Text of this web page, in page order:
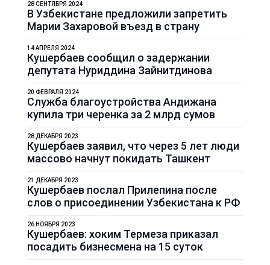
В Узбекистане предложили запретить
Марии Захаровой въезд в страну
28 СЕНТЯБРЯ 2024
Кушербаев сообщил о задержании
депутата Нуриддина Зайнитдинова
14 АПРЕЛЯ 2024
Служба благоустройства Андижана
купила три черенка за 2 млрд сумов
20 ФЕВРАЛЯ 2024
Кушербаев заявил, что через 5 лет люди
массово начнут покидать Ташкент
28 ДЕКАБРЯ 2023
Кушербаев послал Прилепина после
слов о присоединении Узбекистана к РФ
21 ДЕКАБРЯ 2023
Кушербаев: хоким Термеза приказал
посадить бизнесмена на 15 суток
26 НОЯБРЯ 2023